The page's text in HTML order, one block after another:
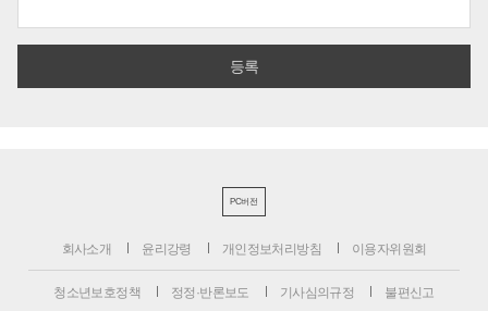
PC버전
회사소개 윤리강령 개인정보처리방침 이용자위원회
청소년보호정책 정정·반론보도 기사심의규정 불편신고